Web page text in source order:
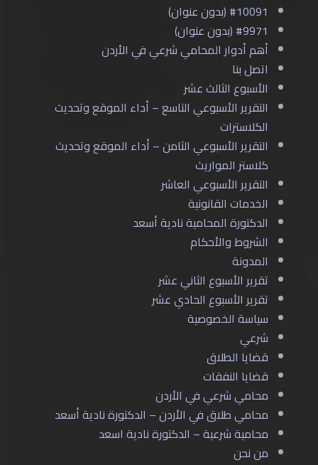
#10091 (بدون عنوان)
#9971 (بدون عنوان)
أهم أدوار المحامي شرعي في الأردن
اتصل بنا
الأسبوع الثالث عشر
التقرير الأسبوعي التاسع – أداء الموقع وتحديث
الكلاسترات
التقرير الأسبوعي الثامن – أداء الموقع وتحديث
كلاستر المواريث
التقرير الأسبوعي العاشر
الخدمات القانونية
الدكتورة المحامية نادية أسعد
الشروط والأحكام
المدونة
تقرير الأسبوع الثاني عشر
تقرير الأسبوع الحادي عشر
سياسة الخصوصية
شرعي
قضايا الطلاق
قضايا النفقات
محامي شرعي في الأردن
محامي طلاق في الأردن – الدكتورة نادية أسعد
محامية شرعية – الدكتورة نادية اسعد
من نحن